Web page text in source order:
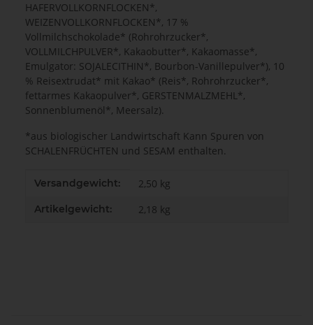
HAFERVOLLKORNFLOCKEN*,
WEIZENVOLLKORNFLOCKEN*, 17 %
Vollmilchschokolade* (Rohrohrzucker*,
VOLLMILCHPULVER*, Kakaobutter*, Kakaomasse*,
Emulgator: SOJALECITHIN*, Bourbon-Vanillepulver*), 10
% Reisextrudat* mit Kakao* (Reis*, Rohrohrzucker*,
fettarmes Kakaopulver*, GERSTENMALZMEHL*,
Sonnenblumenöl*, Meersalz).
*aus biologischer Landwirtschaft Kann Spuren von
SCHALENFRÜCHTEN und SESAM enthalten.
Produkteigenschaft
Wert
Versandgewicht: 2,50 kg
Artikelgewicht: 2,18 kg